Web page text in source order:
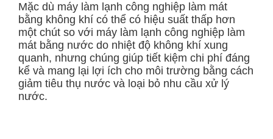
Mặc dù máy làm lạnh công nghiệp làm mát
bằng không khí có thể có hiệu suất thấp hơn
một chút so với máy làm lạnh công nghiệp làm
mát bằng nước do nhiệt độ không khí xung
quanh, nhưng chúng giúp tiết kiệm chi phí đáng
kể và mang lại lợi ích cho môi trường bằng cách
giảm tiêu thụ nước và loại bỏ nhu cầu xử lý
nước.